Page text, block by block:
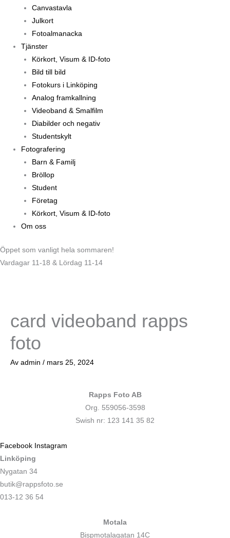
Canvastavla
Julkort
Fotoalmanacka
Tjänster
Körkort, Visum & ID-foto
Bild till bild
Fotokurs i Linköping
Analog framkallning
Videoband & Smalfilm
Diabilder och negativ
Studentskylt
Fotografering
Barn & Familj
Bröllop
Student
Företag
Körkort, Visum & ID-foto
Om oss
Öppet som vanligt hela sommaren!
Vardagar 11-18 & Lördag 11-14
card videoband rapps
foto
Av admin / mars 25, 2024
Rapps Foto AB
Org. 559056-3598
Swish nr: 123 141 35 82
Facebook Instagram
Linköping
Nygatan 34
butik@rappsfoto.se
013-12 36 54
Motala
Bispmotalagatan 14C